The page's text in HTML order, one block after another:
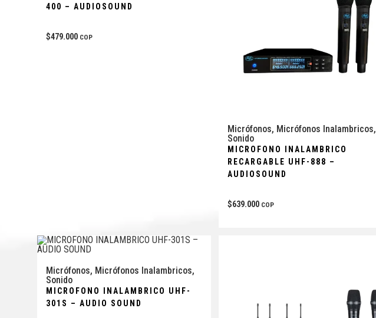
400 – AUDIOSOUND
$479.000 COP
Micrófonos, Micrófonos Inalambricos,
Sonido
MICROFONO INALAMBRICO
RECARGABLE UHF-888 –
AUDIOSOUND
$639.000 COP
Micrófonos, Micrófonos Inalambricos,
Sonido
MICROFONO INALAMBRICO UHF-
301S – AUDIO SOUND